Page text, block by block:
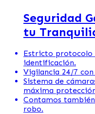
Seguridad
tu
Estricto protocolo
identificación.
Vigilancia 24/7
Sistema de
máxima
Contamos
robo.